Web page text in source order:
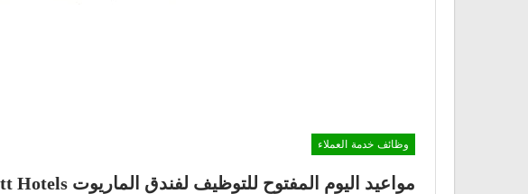
وظائف خدمة العملاء
مواعيد اليوم المفتوح للتوظيف لفندق الماريوت JW Marriott Hotels الموافق يوم الاثنين 1 مارس 2021